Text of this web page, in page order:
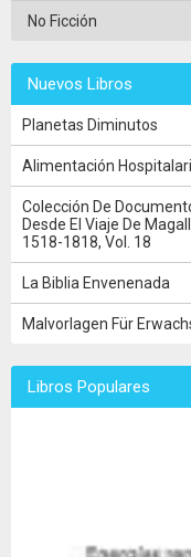
No Ficción
Nuevos Libros
Planetas Diminutos
Alimentación
Colección De
Desde El Viaje De
1518-1818, Vol. 18
La Biblia Envenenada
Malvorlagen Für
Libros Populares